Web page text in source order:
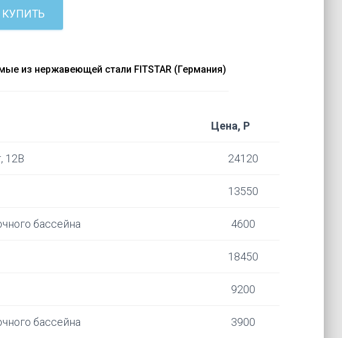
КУПИТЬ
из нержавеющей стали FITSTAR (Германия)
Цена, Р
12В 24120
13550
бассейна 4600
18450
9200
бассейна 3900